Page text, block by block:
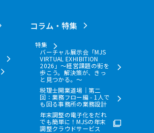
コラム・特集
特集
バーチャル展示会「MJS
VIRTUAL EXHIBITION
2026」～経営課題の街を
歩こう。解決策が、きっ
と見つかる。～
税理士開業道場｜第二
回：業務フロー編 - 1人で
も回る事務所の業務設計
年末調整の電子化をだれ
でも簡単に！MJSの年末
調整クラウドサービス